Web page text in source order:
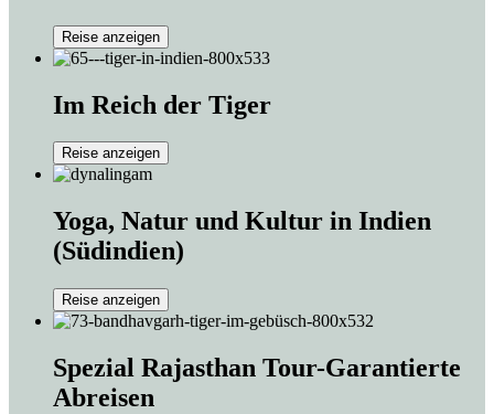
Reise anzeigen
Im Reich der Tiger
Reise anzeigen
Yoga, Natur und Kultur in Indien
(Südindien)
Reise anzeigen
Spezial Rajasthan Tour-Garantierte
Abreisen